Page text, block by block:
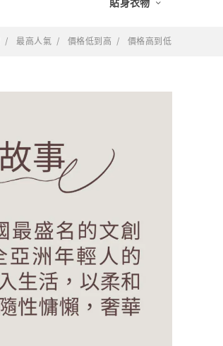
貼身衣物
最高人氣 價格低到高 價格高到低